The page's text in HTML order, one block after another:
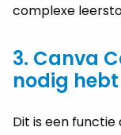
complexe
3. Canva
nodig hebt
Dit is een